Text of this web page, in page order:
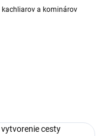
kachliarov a kominárov
cesty